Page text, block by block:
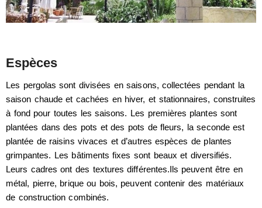
Espèces
Les pergolas sont divisées en saisons, collectées pendant la
saison chaude et cachées en hiver, et stationnaires, construites
à fond pour toutes les saisons. Les premières plantes sont
plantées dans des pots et des pots de fleurs, la seconde est
plantée de raisins vivaces et d’autres espèces de plantes
grimpantes. Les bâtiments fixes sont beaux et diversifiés.
Leurs cadres ont des textures différentes.Ils peuvent être en
métal, pierre, brique ou bois, peuvent contenir des matériaux
de construction combinés.